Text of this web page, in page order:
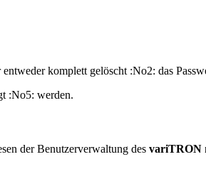
komplett gelöscht :No2: das
:No5: werden.
der Benutzerverwaltung des variTRON